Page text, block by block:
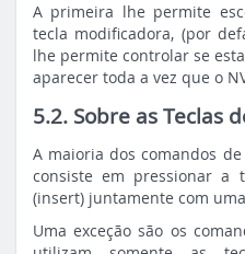
A primeira lhe permite
tecla modificadora, (por
lhe permite controlar se
aparecer toda a vez que o
5.2. Sobre as Teclas
A maioria dos comandos
consiste em pressionar a
(insert) juntamente com
Uma exceção são os